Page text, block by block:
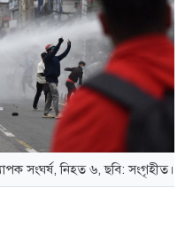
সংঘর্ষ, নিহত ৬, ছবি: সংগৃহীত।